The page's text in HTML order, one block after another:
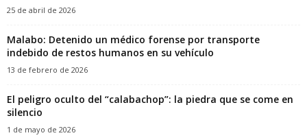
25 de abril de 2026
Malabo: Detenido un médico forense por transporte
indebido de restos humanos en su vehículo
13 de febrero de 2026
El peligro oculto del “calabachop”: la piedra que se come en
silencio
1 de mayo de 2026